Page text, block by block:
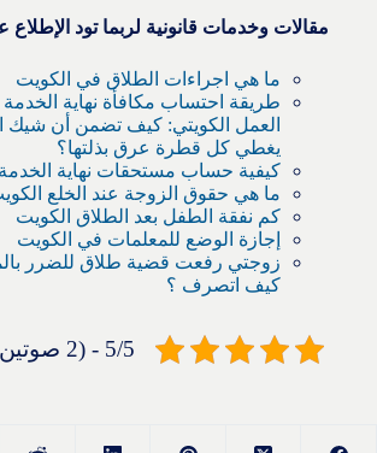
مقالات وخدمات قانونية لربما تود الإطلاع
ما هي اجراءات الطلاق في الكويت
طريقة احتساب مكافأة نهاية
العمل الكويتي: كيف تضمن أن شيك
يغطي كل قطرة عرق بذلتها؟
كيفية حساب مستحقات نهاية
ما هي حقوق الزوجة عند الخلع
كم نفقة الطفل بعد الطلاق الكويت
إجازة الوضع للمعلمات في الكويت
زوجتي رفعت قضية طلاق للضرر
كيف اتصرف ؟
5/5 - (2 صوتين)